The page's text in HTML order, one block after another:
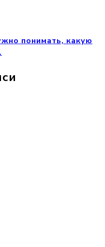
понимать, какую